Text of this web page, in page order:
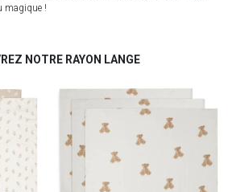
magique !
NOTRE RAYON LANGE